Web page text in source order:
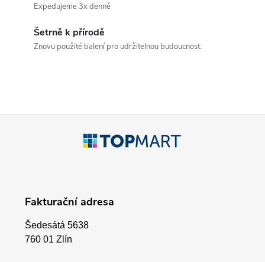
Expedujeme 3x denně
Šetrně k přírodě
Znovu použité balení pro udržitelnou budoucnost.
Fakturační adresa
Šedesátá 5638
760 01 Zlín